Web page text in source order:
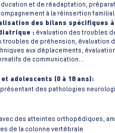
et de réadaptation,
à la réinsertion
des bilans spécifiques
: évaluation des troubles
troubles de préhension, évaluation
aux déplacements,
de communication…
adolescents (0 à 18 ans):
présentant des pathologies
des atteintes orthopédiques,
de la colonne vertébrale